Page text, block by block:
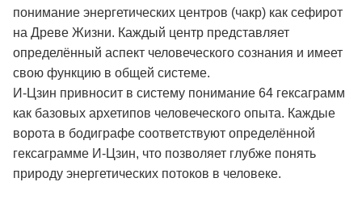
понимание энергетических центров (чакр) как сефирот
на Древе Жизни. Каждый центр представляет
определённый аспект человеческого сознания и имеет
свою функцию в общей системе.
И-Цзин привносит в систему понимание 64 гексаграмм
как базовых архетипов человеческого опыта. Каждые
ворота в бодиграфе соответствуют определённой
гексаграмме И-Цзин, что позволяет глубже понять
природу энергетических потоков в человеке.